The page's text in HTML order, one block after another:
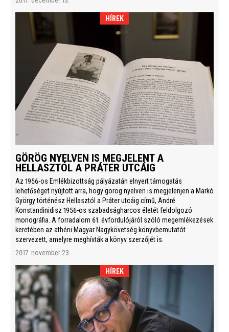
HÍREK
GÖRÖG NYELVEN IS MEGJELENT A
HELLASZTÓL A PRÁTER UTCÁIG
Az 1956-os Emlékbizottság pályázatán elnyert támogatás
lehetőséget nyújtott arra, hogy görög nyelven is megjelenjen a Markó
György történész Hellasztól a Práter utcáig című, André
Konstandinidisz 1956-os szabadságharcos életét feldolgozó
monográfia. A forradalom 61. évfordulójáról szóló megemlékezések
keretében az athéni Magyar Nagykövetség könyvbemutatót
szervezett, amelyre meghívták a könyv szerzőjét is.
2017. november 23.
HÍREK